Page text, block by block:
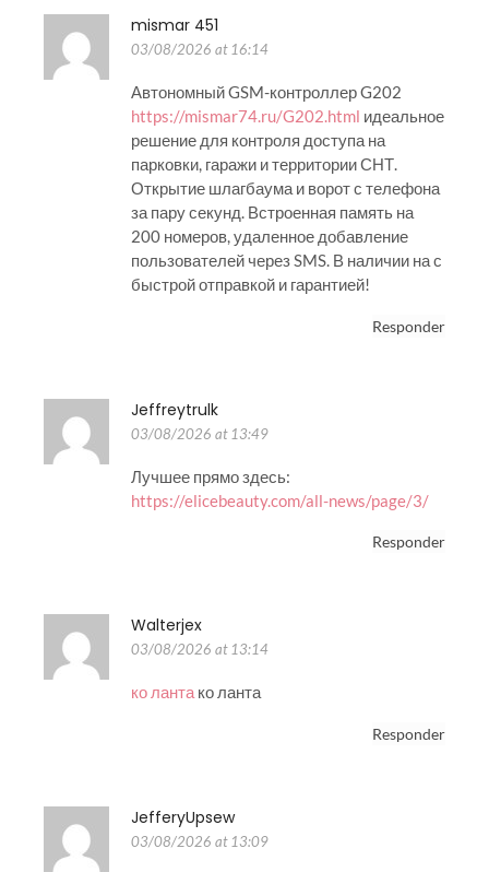
mismar 451
03/08/2026 at 16:14
Автономный GSM-контроллер G202
https://mismar74.ru/G202.html идеальное
решение для контроля доступа на
парковки, гаражи и территории СНТ.
Открытие шлагбаума и ворот с телефона
за пару секунд. Встроенная память на
200 номеров, удаленное добавление
пользователей через SMS. В наличии на с
быстрой отправкой и гарантией!
Responder
Jeffreytrulk
03/08/2026 at 13:49
Лучшее прямо здесь:
https://elicebeauty.com/all-news/page/3/
Responder
Walterjex
03/08/2026 at 13:14
ко ланта ко ланта
Responder
JefferyUpsew
03/08/2026 at 13:09